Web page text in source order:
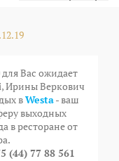
для Вас ожидает
Ирины Веркович
вWesta- ваш
выходных
в ресторане от
(44) 77 88 561